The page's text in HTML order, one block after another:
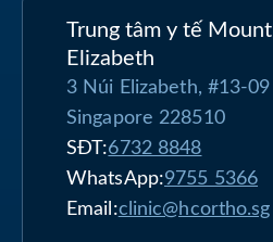
Trung tâm y tế Mount
Elizabeth
3 Núi Elizabeth, #13-09
Singapore 228510
SĐT:6732 8848
WhatsApp:9755 5366
Email:clinic@hcortho.sg